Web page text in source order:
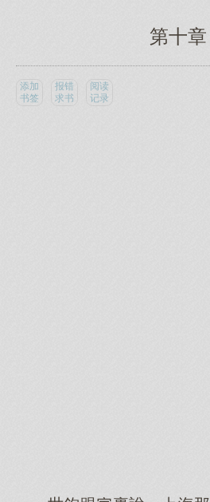
第十章
添加
书签
报错
求书
阅读
记录